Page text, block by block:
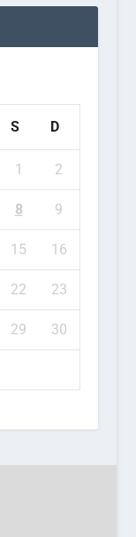
S D
1 2
8 9
15 16
22 23
29 30